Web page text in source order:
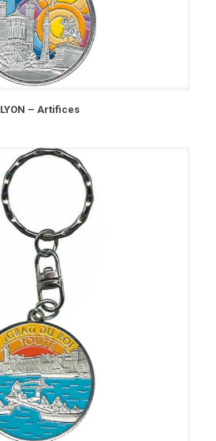
LYON – Artifices